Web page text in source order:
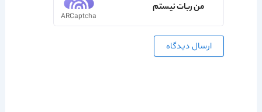
من ربات نیستم
ARCaptcha